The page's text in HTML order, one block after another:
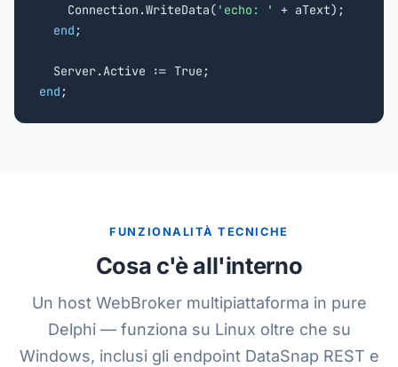
    Connection.WriteData(
'echo: '
+ aText);
end ;
end ;
FUNZIONALITÀ TECNICHE
Cosa c'è all'interno
Un host WebBroker multipiattaforma in pure
Delphi — funziona su Linux oltre che su
Windows, inclusi gli endpoint DataSnap REST e